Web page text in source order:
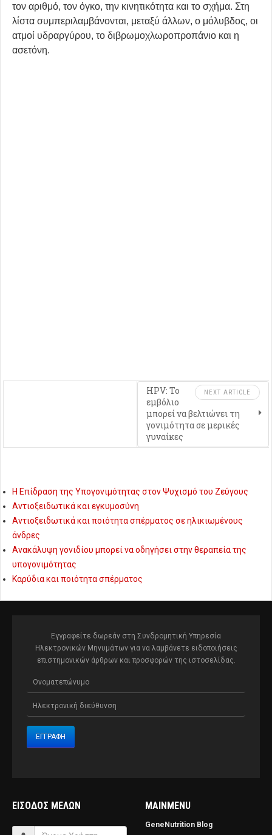
τον αριθμό, τον όγκο, την κινητικότητα και το σχήμα. Στη
λίστα συμπεριλαμβάνονται, μεταξύ άλλων, ο μόλυβδος, οι
ατμοί υδραργύρου, το διβρωμοχλωροπροπάνιο και η
ασετόνη.
NEXT ARTICLE
HPV: Το
εμβόλιο
μπορεί να βελτιώνει τη
γονιμότητα σε μερικές
γυναίκες
Η Επίδραση της Υπογονιμότητας στον Ψυχισμό του Ζεύγους
Αντιοξειδωτικά και εγκυμοσύνη
Αντιοξειδωτικά και ποιότητα σπέρματος σε ηλικιωμένους
άνδρες
Ανακάλυψη γονιδίου μπορεί να οδηγήσει στην θεραπεία της
υπογονιμότητας
Καρύδια και ποιότητα σπέρματος
Εγγραφείτε δωρεάν στη Συνδρομητική Υπηρεσία
Ηλεκτρονικών Μηνυμάτων για να λαμβάνετε ειδοποιήσεις
επιστημονικών άρθρων και προσφορών της ιστοσελίδας.
ΕΊΣΟΔΟΣ ΜΕΛΏΝ MAINMENU
GeneNutrition Blog